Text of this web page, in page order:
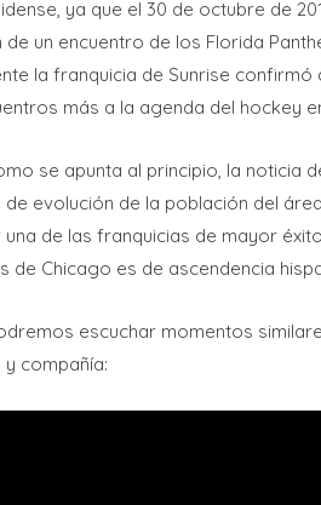
ya que el 30 de octubre de
de un encuentro de los Florida
la franquicia de Sunrise
más a la agenda del hockey
se apunta al principio, la noticia
de evolución de la población del
de las franquicias de mayor
de Chicago es de ascendencia
escuchar momentos
compañía: